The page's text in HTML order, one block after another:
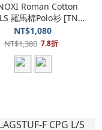
Roman Cotton
羅馬棉Polo衫 [TNX-
JS06]
NT$1,080
NT$1,380 7.8折